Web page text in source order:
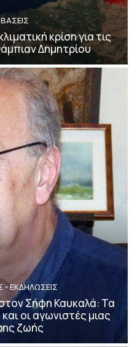
κρίση για τις
Δημητρίου
- ΕΚΔΗΛΩΣΕΙΣ
Σήφη Καυκαλά: Τα
οι αγωνιστές μιας
ζωής